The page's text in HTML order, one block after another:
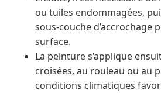
ou tuiles endommagées,
sous-couche d’accrochage
surface.
La peinture s’applique
croisées, au rouleau ou au
conditions climatiques